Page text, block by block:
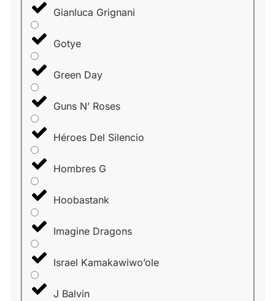
Gianluca Grignani
Gotye
Green Day
Guns N’ Roses
Héroes Del Silencio
Hombres G
Hoobastank
Imagine Dragons
Israel Kamakawiwo’ole
J Balvin